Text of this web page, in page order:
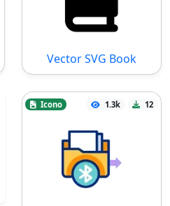
Vector SVG Book
Icono 1.3k 12